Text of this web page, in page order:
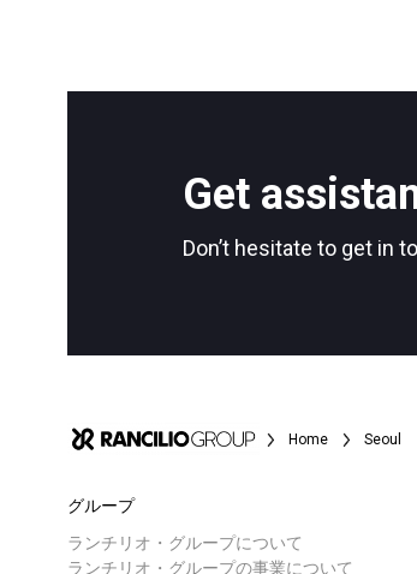
Get
Don’t hesitate to get in
Home Seoul
グループ
ランチリオ・グループについて
ランチリオ・グループの事業について